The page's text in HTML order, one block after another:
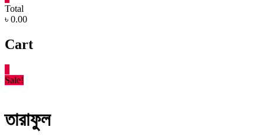
Total
৳ 0.00
Cart
Sale!
তারাফুল